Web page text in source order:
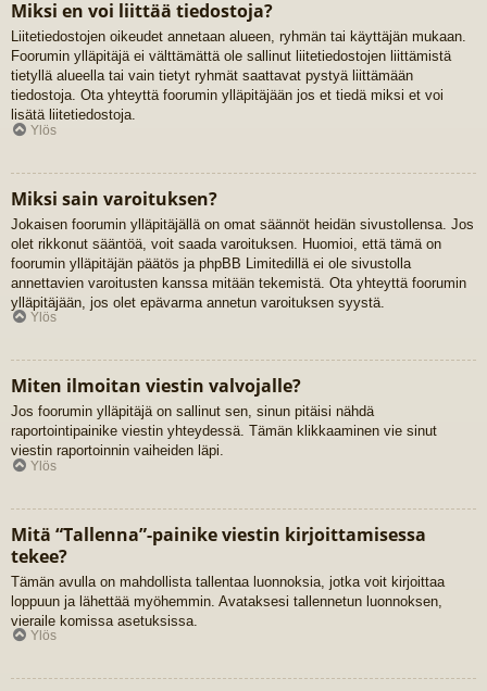
Miksi en voi liittää tiedostoja?
Liitetiedostojen oikeudet annetaan alueen, ryhmän tai käyttäjän mukaan.
Foorumin ylläpitäjä ei välttämättä ole sallinut liitetiedostojen liittämistä
tietyllä alueella tai vain tietyt ryhmät saattavat pystyä liittämään
tiedostoja. Ota yhteyttä foorumin ylläpitäjään jos et tiedä miksi et voi
lisätä liitetiedostoja.
Ylös
Miksi sain varoituksen?
Jokaisen foorumin ylläpitäjällä on omat säännöt heidän sivustollensa. Jos
olet rikkonut sääntöä, voit saada varoituksen. Huomioi, että tämä on
foorumin ylläpitäjän päätös ja phpBB Limitedillä ei ole sivustolla
annettavien varoitusten kanssa mitään tekemistä. Ota yhteyttä foorumin
ylläpitäjään, jos olet epävarma annetun varoituksen syystä.
Ylös
Miten ilmoitan viestin valvojalle?
Jos foorumin ylläpitäjä on sallinut sen, sinun pitäisi nähdä
raportointipainike viestin yhteydessä. Tämän klikkaaminen vie sinut
viestin raportoinnin vaiheiden läpi.
Ylös
Mitä “Tallenna”-painike viestin kirjoittamisessa
tekee?
Tämän avulla on mahdollista tallentaa luonnoksia, jotka voit kirjoittaa
loppuun ja lähettää myöhemmin. Avataksesi tallennetun luonnoksen,
vieraile komissa asetuksissa.
Ylös